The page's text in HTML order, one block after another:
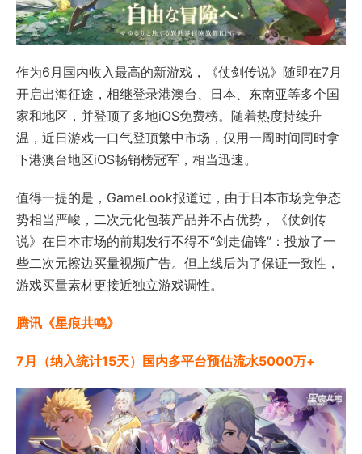
作为6月国内收入最高的新游戏，《仗剑传说》随即在7月
开启出海征途，相继登录港澳台、日本、东南亚等多个国
家和地区，并登顶了多地iOS免费榜。随着热度持续升
温，近日游戏一口气登顶繁中市场，仅用一周时间同时拿
下港澳台地区iOS畅销榜冠军，相当迅速。
值得一提的是，GameLook报道过，由于日本市场竞争态
势相当严峻，二次元化包装产品并不占优势，《仗剑传
说》在日本市场的前期发行不得不“剑走偏锋”：投放了一
些二次元擦边买量视频广告。但上线后为了保证一致性，
游戏买量素材更接近独立游戏调性。
腾讯《星痕共鸣》
7月（纳入统计15天）国内多平台预估流水5000万+